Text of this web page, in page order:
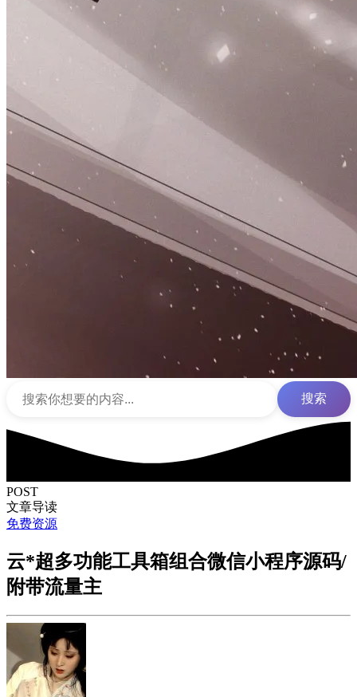
搜索
POST
文章导读
免费资源
云*超多功能工具箱组合微信小程序源码/
附带流量主